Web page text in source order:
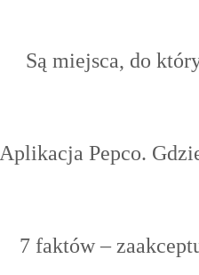
Są miejsca, do
Aplikacja Pepco.
7 faktów –